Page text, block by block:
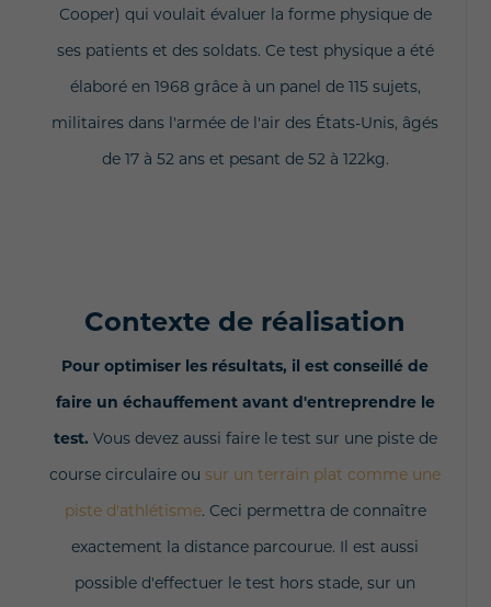
Cooper) qui voulait évaluer la forme physique de
ses patients et des soldats. Ce test physique a été
élaboré en 1968 grâce à un panel de 115 sujets,
militaires dans l'armée de l'air des États-Unis, âgés
de 17 à 52 ans et pesant de 52 à 122kg.
Contexte de réalisation
Pour optimiser les résultats, il est conseillé de
faire un échauffement avant d'entreprendre le
test. Vous devez aussi faire le test sur une piste de
course circulaire ou sur un terrain plat comme une
piste d'athlétisme. Ceci permettra de connaître
exactement la distance parcourue. Il est aussi
possible d'effectuer le test hors stade, sur un